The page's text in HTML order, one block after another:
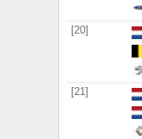
[20]
[21]